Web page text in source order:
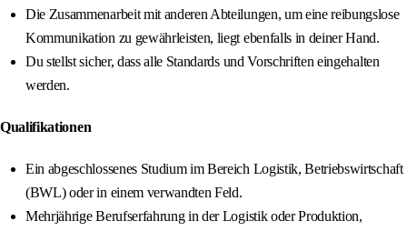
Die Zusammenarbeit mit anderen Abteilungen, um eine reibungslose
Kommunikation zu gewährleisten, liegt ebenfalls in deiner Hand.
Du stellst sicher, dass alle Standards und Vorschriften eingehalten
werden.
Qualifikationen
Ein abgeschlossenes Studium im Bereich Logistik, Betriebswirtschaft
(BWL) oder in einem verwandten Feld.
Mehrjährige Berufserfahrung in der Logistik oder Produktion,